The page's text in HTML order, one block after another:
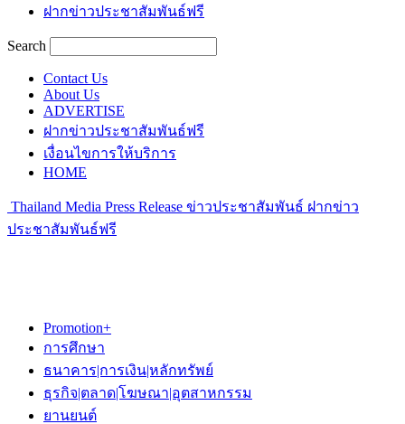
ฝากข่าวประชาสัมพันธ์ฟรี
Search
Contact Us
About Us
ADVERTISE
ฝากข่าวประชาสัมพันธ์ฟรี
เงื่อนไขการให้บริการ
HOME
Thailand Media Press Release ข่าวประชาสัมพันธ์ ฝากข่าว
ประชาสัมพันธ์ฟรี
Promotion+
การศึกษา
ธนาคาร|การเงิน|หลักทรัพย์
ธุรกิจ|ตลาด|โฆษณา|อุตสาหกรรม
ยานยนต์